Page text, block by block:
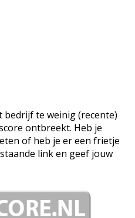
te weinig (recente)
ontbreekt. Heb je
of heb je er een frietje
link en geef jouw